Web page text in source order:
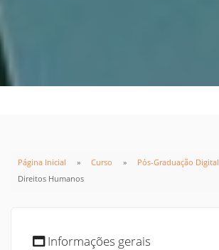
Página Inicial Curso
Pós-Graduação Digital
Direitos Humanos
Informações gerais